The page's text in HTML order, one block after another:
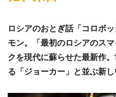
ロシアのおとぎ話「コロボ
モン。「最初のロシアのス
クを現代に蘇らせた最新作
る「ジョーカー」と並ぶ新し